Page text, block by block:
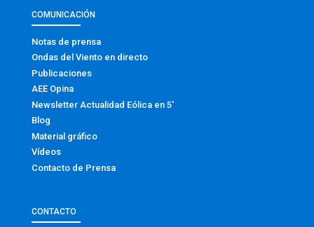
COMUNICACIÓN
Notas de prensa
Ondas del Viento en directo
Publicaciones
AEE Opina
Newsletter Actualidad Eólica en 5′
Blog
Material gráfico
Vídeos
Contacto de Prensa
CONTACTO